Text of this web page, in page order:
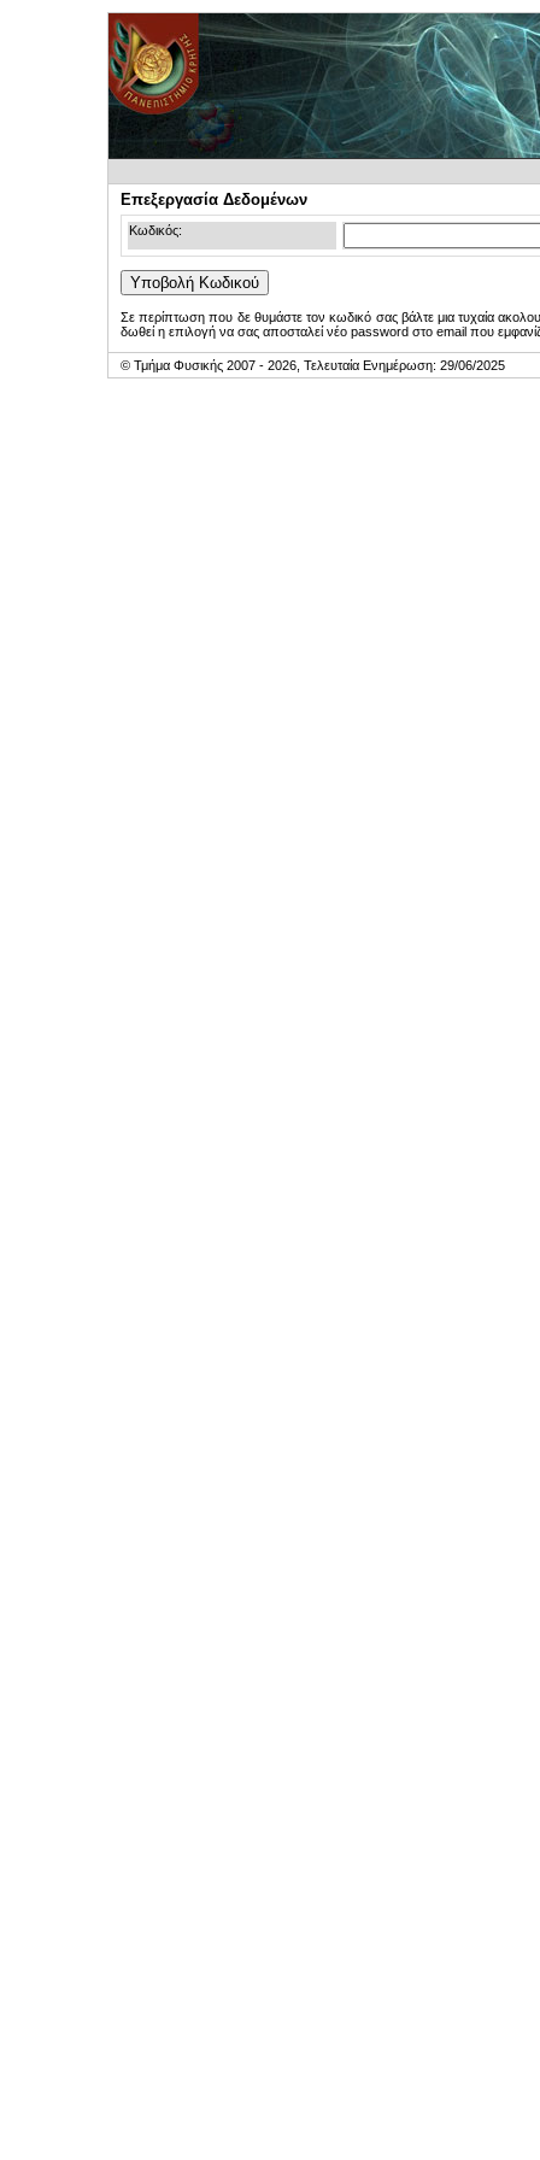
Επεξεργασία Δεδομένων
Κωδικός:
Σε περίπτωση που δε θυμάστε τον κωδικό σας βάλτε μια τυχαία
δωθεί η επιλογή να σας αποσταλεί νέο password στο email που
© Τμήμα Φυσικής 2007 - 2026, Τελευταία Ενημέρωση: 29/06/2025